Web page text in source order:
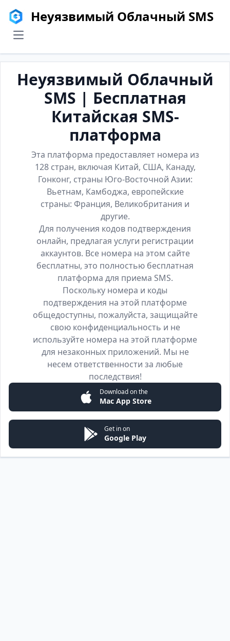
Неуязвимый Облачный SMS
menu
Неуязвимый Облачный
SMS | Бесплатная
Китайская SMS-
платформа
Эта платформа предоставляет номера из
128 стран, включая Китай, США, Канаду,
Гонконг, страны Юго-Восточной Азии:
Вьетнам, Камбоджа, европейские
страны: Франция, Великобритания и
другие.
Для получения кодов подтверждения
онлайн, предлагая услуги регистрации
аккаунтов. Все номера на этом сайте
бесплатны, это полностью бесплатная
платформа для приема SMS.
Поскольку номера и коды
подтверждения на этой платформе
общедоступны, пожалуйста, защищайте
свою конфиденциальность и не
используйте номера на этой платформе
для незаконных приложений. Мы не
несем ответственности за любые
последствия!
Download on the
Mac App Store
Get in on
Google Play